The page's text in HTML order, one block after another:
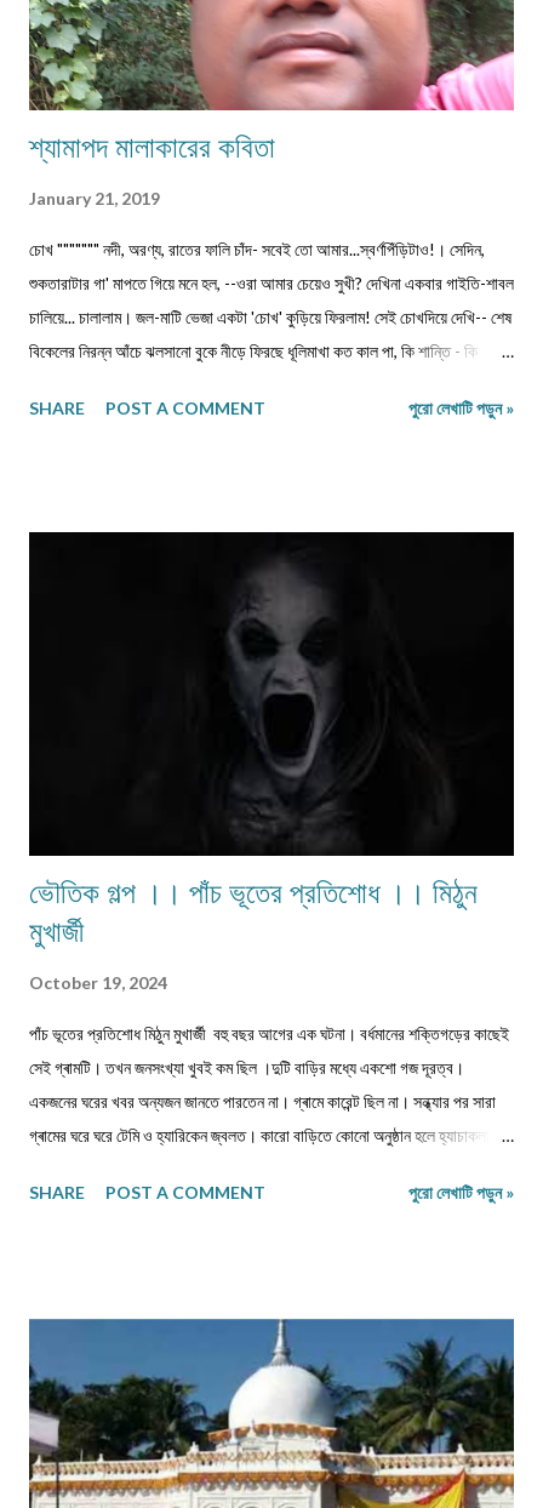
শ্যামাপদ মালাকারের কবিতা
January 21, 2019
চোখ """"""" নদী, অরণ্য, রাতের ফালি চাঁদ- সবেই তো আমার...স্বর্ণপিঁড়িটাও!। সেদিন,
শুকতারাটার গা' মাপতে গিয়ে মনে হল, --ওরা আমার চেয়েও সুখী? দেখিনা একবার গাইতি-শাবল
চালিয়ে... চালালাম। জল-মাটি ভেজা একটা 'চোখ' কুড়িয়ে ফিরলাম! সেই চোখদিয়ে দেখি-- শেষ
বিকেলের নিরন্ন আঁচে ঝলসানো বুকে নীড়ে ফিরছে ধূলিমাখা কত কাল পা, কি শান্তি - কি
রুক্ষঠোঁটের আবরণে এক সময় নেমে আসে শিশিরস্নাত কালনিশি-- মাঝের ব্যবধান মুছে দেয়
SHARE POST A COMMENT পুরো লেখাটি পড়ুন »
ভৌতিক গল্প ।। পাঁচ ভূতের প্রতিশোধ ।। মিঠুন
মুখার্জী
October 19, 2024
পাঁচ ভূতের প্রতিশোধ মিঠুন মুখার্জী বহু বছর আগের এক ঘটনা। বর্ধমানের শক্তিগড়ের কাছেই
সেই গ্ৰামটি। তখন জনসংখ্যা খুবই কম ছিল ।দুটি বাড়ির মধ্যে একশো গজ দূরত্ব।
একজনের ঘরের খবর অন্যজন জানতে পারতেন না। গ্ৰামে কারেন্ট ছিল না। সন্ধ্যার পর সারা
গ্ৰামের ঘরে ঘরে টেমি ও হ্যারিকেন জ্বলত। কারো বাড়িতে কোনো অনুষ্ঠান হলে হ্যাচাকলাইট
পুড়াতে যেত। সঙ্গে যাওয়ার জন্য খুব বেশি লোক পাওয়া যেত না। ঐ গ্ৰাম থেকে বাজারের
সন্ধ্যার পর এই মাঠে ভূতেদের আখরা বসে। তারা অনেকেই রাত্রি বেলা ওই মাঠে ভূতেদের
দাঁড়িয়ে কখনো বসে জটলা পাকাতে দেখেছে। এই মাঠের উত্তর দিকে একটি বিশাল তেঁতুল গাছ
ছিল। এই গাছ থেকেই ভূতেরা মাঠে নেমে আসত নিজেদের মধ্যে বিভিন্ন বিষয় নিয়ে আলোচনা
করার জন্য। তাদের আলোচনার বিষয়...
SHARE POST A COMMENT পুরো লেখাটি পড়ুন »